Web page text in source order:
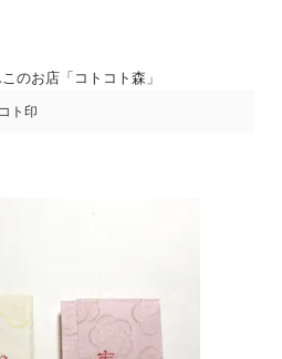
のお店「コトコト森」
ト印